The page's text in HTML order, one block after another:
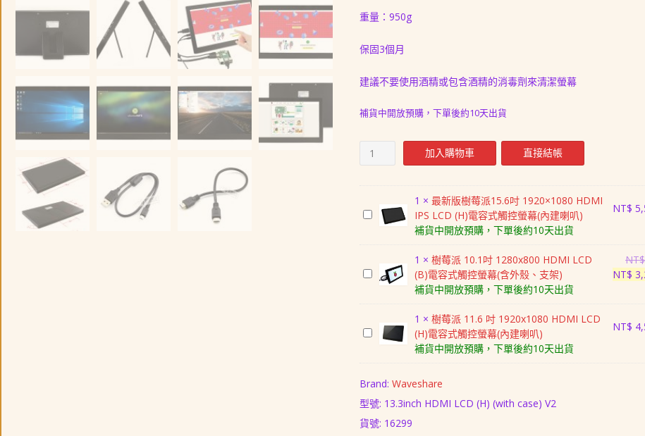
重量：950g
保固3個月
建議不要使用酒精或包含酒精的消毒劑來清潔螢幕
補貨中開放預購，下單後約10天出貨
莓
吋
1920×1080
(H)
電
觸
控
V2(內
建
叭)
加入購物車 直接結帳
最
莓
1920×1080
HDMI
LCD
電
容
1 × 最新版樹莓派15.6吋 1920×1080 HDMI
IPS LCD (H)電容式觸控螢幕(內建喇叭)
補貨中開放預購，下單後約10天出貨
NT$
樹
吋
1280x800
LCD
電
容
1 × 樹莓派 10.1吋 1280x800 HDMI LCD
(B)電容式觸控螢幕(含外殼、支架)
補貨中開放預購，下單後約10天出貨
NT$
NT$
樹
11.6
1920x1080
HDMI
1 × 樹莓派 11.6 吋 1920x1080 HDMI LCD
(H)電容式觸控螢幕(內建喇叭)
補貨中開放預購，下單後約10天出貨
NT$
Brand: Waveshare
型號: 13.3inch HDMI LCD (H) (with case) V2
貨號: 16299